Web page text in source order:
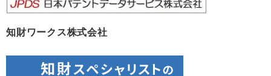
知財ワークス株式会社